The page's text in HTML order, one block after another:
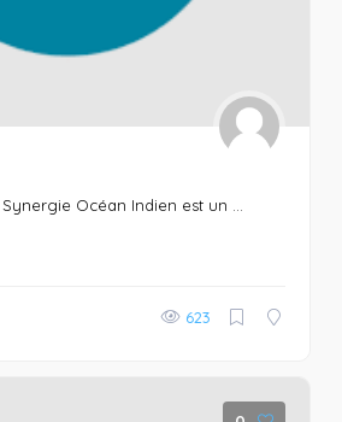
Synergie Océan Indien est un ...
623